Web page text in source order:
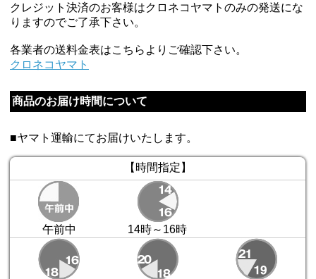
クレジット決済のお客様はクロネコヤマトのみの発送にな
りますのでご了承下さい。
各業者の送料金表はこちらよりご確認下さい。
クロネコヤマト
商品のお届け時間について
■ヤマト運輸にてお届けいたします。
【時間指定】
午前中 14時～16時